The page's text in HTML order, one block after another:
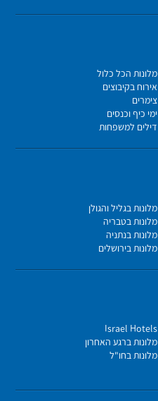
מלונות הכל כלול
אירוח בקיבוצים
צימרים
ימי כיף וכנסים
דילים למשפחות
מלונות בגליל והגולן
מלונות בטבריה
מלונות בנתניה
מלונות בירושלים
Israel Hotels
מלונות ברגע האחרון
מלונות בחו"ל